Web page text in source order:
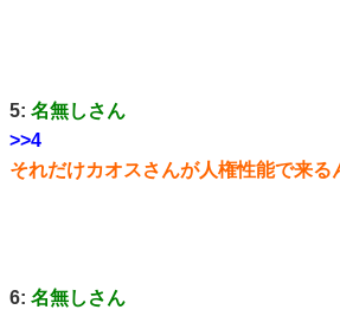
5: 名無しさん
>>4
それだけカオスさんが人権性能で来
6: 名無しさん